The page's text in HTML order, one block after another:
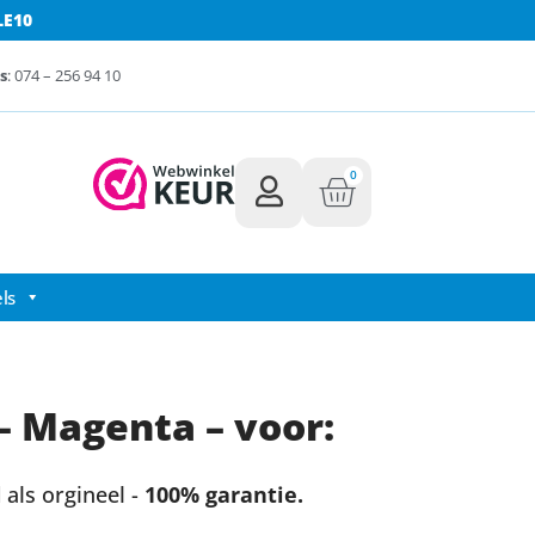
: 074 – 256 94 10
0
Magenta – voor:
orgineel - 100% garantie.